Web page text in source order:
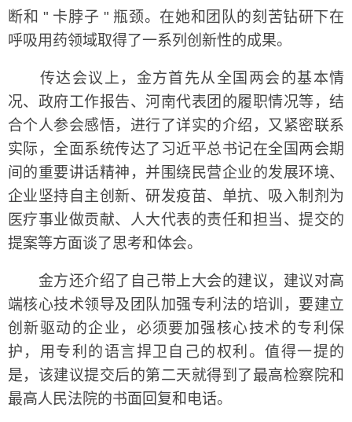
断和 " 卡脖子 " 瓶颈。在她和团队的刻苦钻研下在
呼吸用药领域取得了一系列创新性的成果。
传达会议上，金方首先从全国两会的基本情
况、政府工作报告、河南代表团的履职情况等，结
合个人参会感悟，进行了详实的介绍，又紧密联系
实际，全面系统传达了习近平总书记在全国两会期
间的重要讲话精神，并围绕民营企业的发展环境、
企业坚持自主创新、研发疫苗、单抗、吸入制剂为
医疗事业做贡献、人大代表的责任和担当、提交的
提案等方面谈了思考和体会。
金方还介绍了自己带上大会的建议，建议对高
端核心技术领导及团队加强专利法的培训，要建立
创新驱动的企业，必须要加强核心技术的专利保
护，用专利的语言捍卫自己的权利。值得一提的
是，该建议提交后的第二天就得到了最高检察院和
最高人民法院的书面回复和电话。